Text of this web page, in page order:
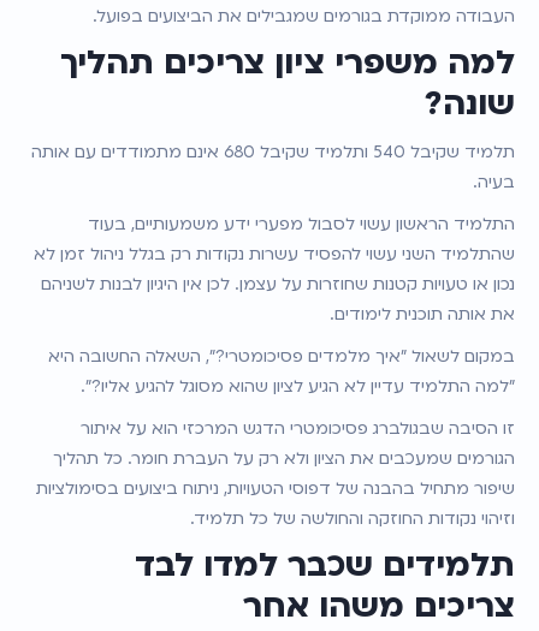
העבודה ממוקדת בגורמים שמגבילים את הביצועים בפועל.
למה משפרי ציון צריכים תהליך
שונה?
תלמיד שקיבל 540 ותלמיד שקיבל 680 אינם מתמודדים עם אותה
בעיה.
התלמיד הראשון עשוי לסבול מפערי ידע משמעותיים, בעוד
שהתלמיד השני עשוי להפסיד עשרות נקודות רק בגלל ניהול זמן לא
נכון או טעויות קטנות שחוזרות על עצמן. לכן אין היגיון לבנות לשניהם
את אותה תוכנית לימודים.
במקום לשאול "איך מלמדים פסיכומטרי?", השאלה החשובה היא
"למה התלמיד עדיין לא הגיע לציון שהוא מסוגל להגיע אליו?".
זו הסיבה שבגולברג פסיכומטרי הדגש המרכזי הוא על איתור
הגורמים שמעכבים את הציון ולא רק על העברת חומר. כל תהליך
שיפור מתחיל בהבנה של דפוסי הטעויות, ניתוח ביצועים בסימולציות
וזיהוי נקודות החוזקה והחולשה של כל תלמיד.
תלמידים שכבר למדו לבד
צריכים משהו אחר